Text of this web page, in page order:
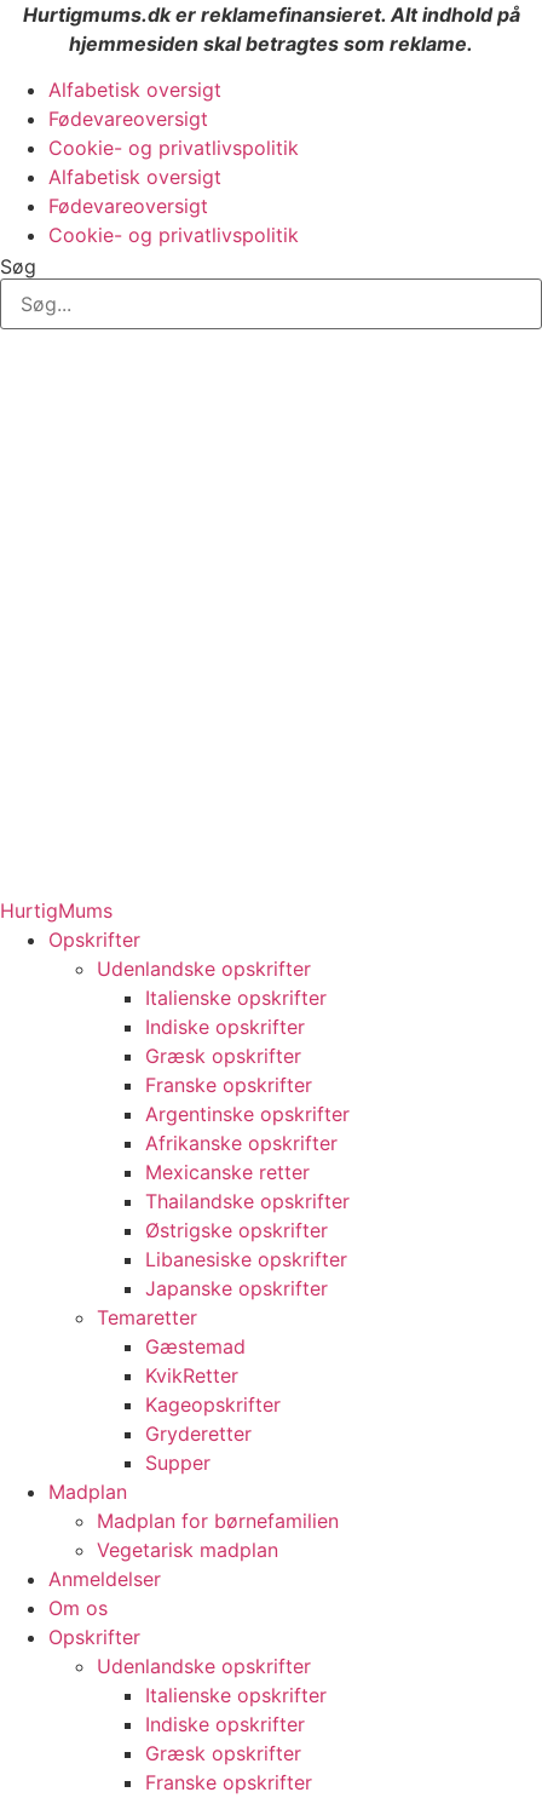
Hurtigmums.dk er reklamefinansieret. Alt indhold på
hjemmesiden skal betragtes som reklame.
Alfabetisk oversigt
Fødevareoversigt
Cookie- og privatlivspolitik
Alfabetisk oversigt
Fødevareoversigt
Cookie- og privatlivspolitik
Søg
HurtigMums
Opskrifter
Udenlandske opskrifter
Italienske opskrifter
Indiske opskrifter
Græsk opskrifter
Franske opskrifter
Argentinske opskrifter
Afrikanske opskrifter
Mexicanske retter
Thailandske opskrifter
Østrigske opskrifter
Libanesiske opskrifter
Japanske opskrifter
Temaretter
Gæstemad
KvikRetter
Kageopskrifter
Gryderetter
Supper
Madplan
Madplan for børnefamilien
Vegetarisk madplan
Anmeldelser
Om os
Opskrifter
Udenlandske opskrifter
Italienske opskrifter
Indiske opskrifter
Græsk opskrifter
Franske opskrifter